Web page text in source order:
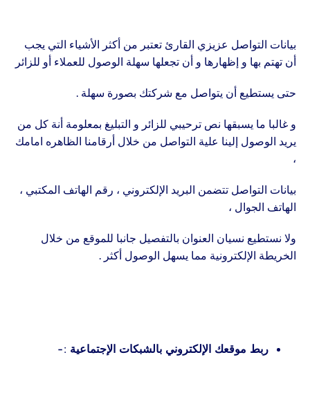
بيانات التواصل عزيزي القارئ تعتبر من أكثر الأشياء التي يجب
أن تهتم بها و إظهارها و أن تجعلها سهلة الوصول للعملاء أو للزائر
حتى يستطيع أن يتواصل مع شركتك بصورة سهلة .
و غالبا ما يسبقها نص ترحيبي للزائر و التبليغ بمعلومة أنة كل من
يريد الوصول إلينا علية التواصل من خلال أرقامنا الظاهره امامك
،
بيانات التواصل تتضمن البريد الإلكتروني ، رقم الهاتف المكتبي ،
الهاتف الجوال ،
ولا نستطيع نسيان العنوان بالتفصيل جانبا للموقع من خلال
الخريطة الإلكترونية مما يسهل الوصول أكثر .
ربط موقعك الإلكتروني بالشبكات الإجتماعية :-